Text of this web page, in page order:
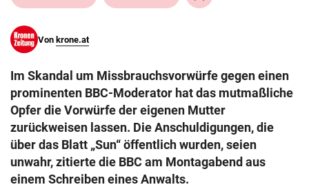
search
eingeben
© Krone Multimedia GmbH & Co KG 2026
Muthgasse 2, 1190 Wien
Von krone.at
Im Skandal um Missbrauchsvorwürfe gegen einen
prominenten BBC-Moderator hat das mutmaßliche
Opfer die Vorwürfe der eigenen Mutter
zurückweisen lassen. Die Anschuldigungen, die
über das Blatt „Sun“ öffentlich wurden, seien
unwahr, zitierte die BBC am Montagabend aus
einem Schreiben eines Anwalts.